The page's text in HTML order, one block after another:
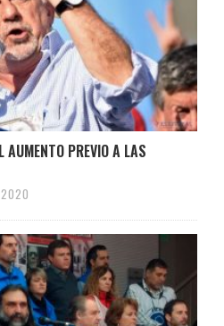
AUMENTO PREVIO A LAS
2020